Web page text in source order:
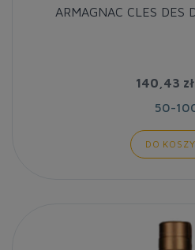
ARMAGNAC CLES DES
140,43 zł
50-
DO